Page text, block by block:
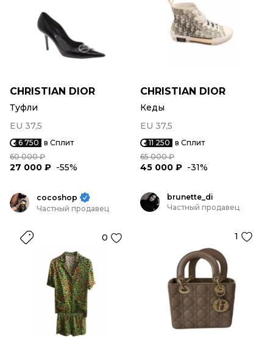
CHRISTIAN DIOR
Туфли
EU 37,5
6 750 в Сплит
60 000 ₽
27 000 ₽ -55%
CHRISTIAN DIOR
Кеды
EU 37,5
11 250 в Сплит
65 000 ₽
45 000 ₽ -31%
cocoshop
Частный продавец
0
brunette_di
Частный продавец
1